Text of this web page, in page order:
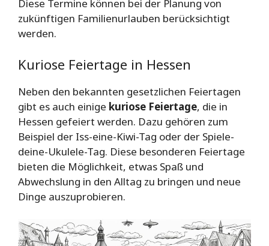
Diese Termine können bei der Planung von
zukünftigen Familienurlauben berücksichtigt
werden.
Kuriose Feiertage in Hessen
Neben den bekannten gesetzlichen Feiertagen
gibt es auch einige kuriose Feiertage, die in
Hessen gefeiert werden. Dazu gehören zum
Beispiel der Iss-eine-Kiwi-Tag oder der Spiele-
deine-Ukulele-Tag. Diese besonderen Feiertage
bieten die Möglichkeit, etwas Spaß und
Abwechslung in den Alltag zu bringen und neue
Dinge auszuprobieren.